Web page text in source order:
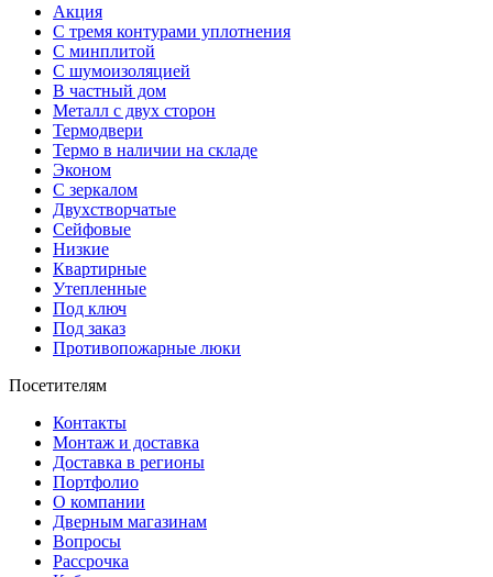
Акция
С тремя контурами уплотнения
С минплитой
С шумоизоляцией
В частный дом
Металл с двух сторон
Термодвери
Термо в наличии на складе
Эконом
С зеркалом
Двухстворчатые
Сейфовые
Низкие
Квартирные
Утепленные
Под ключ
Под заказ
Противопожарные люки
Посетителям
Контакты
Монтаж и доставка
Доставка в регионы
Портфолио
О компании
Дверным магазинам
Вопросы
Рассрочка